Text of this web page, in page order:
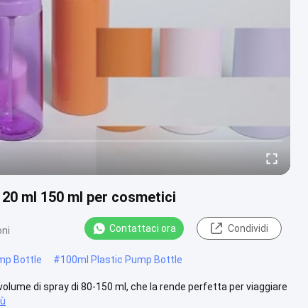
ml 150 ml per cosmetici
Contattaci ora Condividi
Bottle #100ml Plastic Pump Bottle
di spray di 80-150 ml, che la rende perfetta per viaggiare